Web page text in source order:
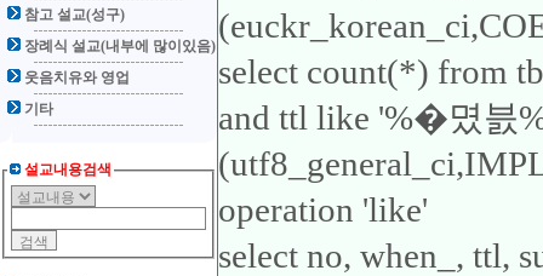
참고 설교(성구)
장례식 설교(내부에 많이있음)
웃음치유와 영업
기타
설교내용검색
select count(*) from
and ttl like '%�몄븘
operation 'like'
select no, when_, ttl,